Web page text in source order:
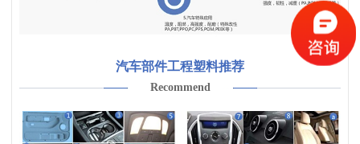
汽车部件工程塑料推荐
Recommend